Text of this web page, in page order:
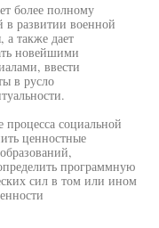
более полному
развитии военной
а также дает
новейшими
ввести
в русло
процесса социальной
ценностные
программную
сил в том или ином